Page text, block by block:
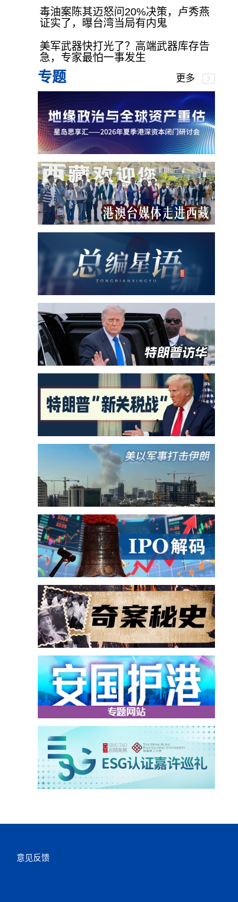
毒油案陈其迈怒问20%决策，卢秀燕
证实了，曝台湾当局有内鬼
美军武器快打光了？高端武器库存告
急，专家最怕一事发生
专题 更多
意见反馈